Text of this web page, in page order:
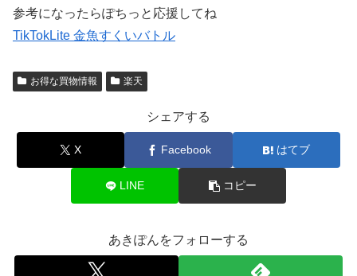
参考になったらぽちっと応援してね
TikTokLite 金魚すくいバトル
お得な買物情報 楽天
シェアする
X Facebook はてブ
LINE コピー
あきぽんをフォローする